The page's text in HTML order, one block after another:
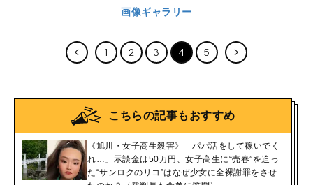
画像ギャラリー
1 2 3 4 5
こちらの記事もおすすめ
《旭川・女子高生殺害》「パパ活をして稼いでく
れ…」示談金は50万円、女子高生に“売春”を迫っ
た“サンロクのリコ”はなぜ少女に全裸謝罪をさせ